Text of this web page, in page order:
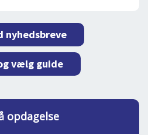
nyhedsbreve
vælg guide
opdagelse